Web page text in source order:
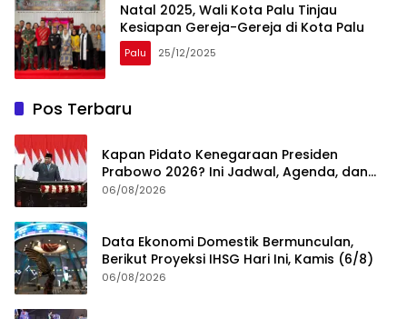
Natal 2025, Wali Kota Palu Tinjau
Kesiapan Gereja-Gereja di Kota Palu
Palu 25/12/2025
Pos Terbaru
Kapan Pidato Kenegaraan Presiden
Prabowo 2026? Ini Jadwal, Agenda, dan
Rangkaian Kegiatannya
06/08/2026
Data Ekonomi Domestik Bermunculan,
Berikut Proyeksi IHSG Hari Ini, Kamis (6/8)
06/08/2026